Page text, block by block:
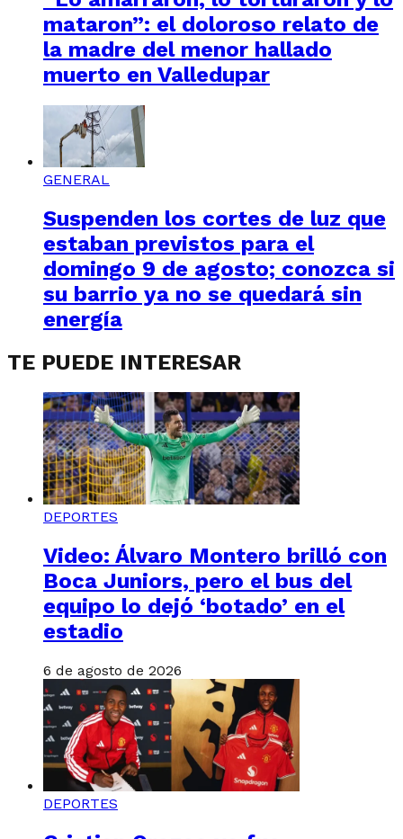
mataron”: el doloroso relato de
la madre del menor hallado
muerto en Valledupar
GENERAL
Suspenden los cortes de luz que
estaban previstos para el
domingo 9 de agosto; conozca si
su barrio ya no se quedará sin
energía
TE PUEDE INTERESAR
DEPORTES
Video: Álvaro Montero brilló con
Boca Juniors, pero el bus del
equipo lo dejó ‘botado’ en el
estadio
6 de agosto de 2026
DEPORTES